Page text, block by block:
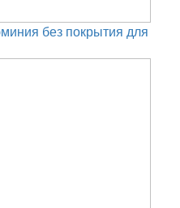
без покрытия для